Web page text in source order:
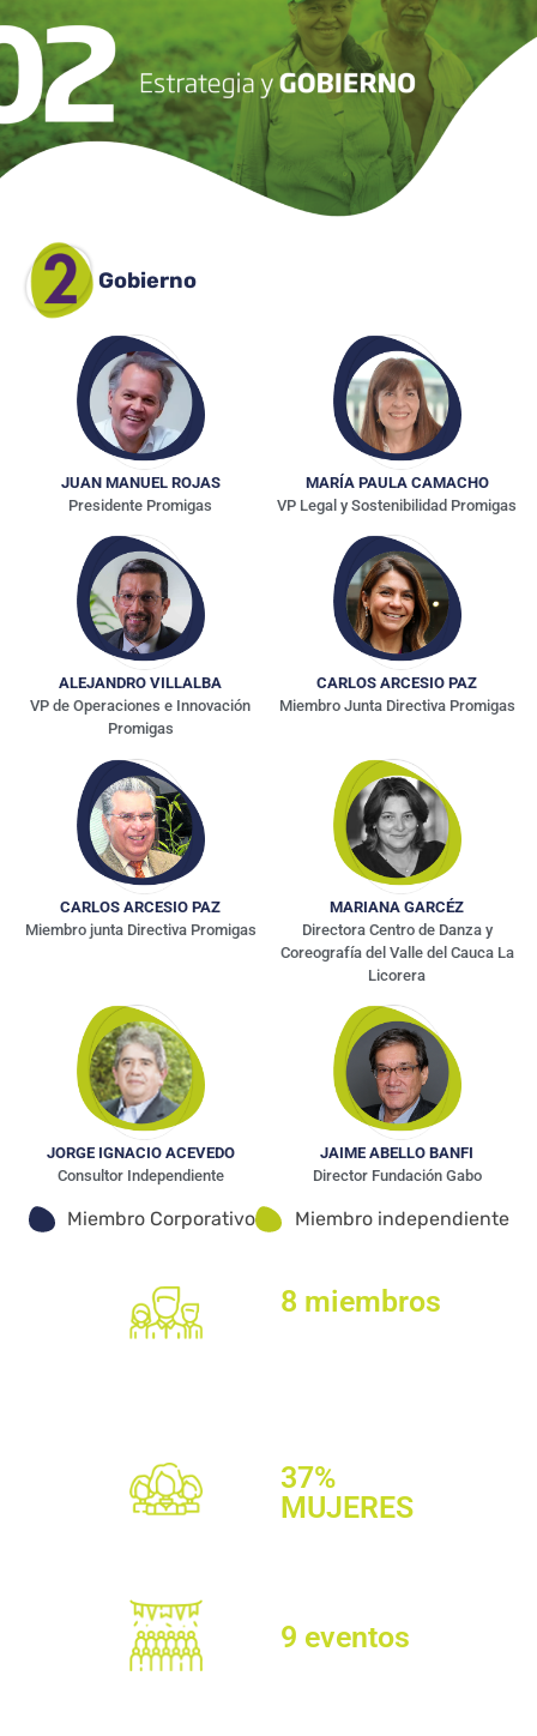
Gobierno
JUANMANUEL ROJAS
Presidente Promigas
MARÍA PAULA CAMACHO
VP Legal y Sostenibilidad Promigas
ALEJANDRO VILLALBA
VP de Operaciones e Innovación
Promigas
CARLOS ARCESIO PAZ
Miembro Junta Directiva Promigas
CARLOS ARCESIO PAZ
Miembro junta Directiva Promigas
MARIANA GARCÉZ
Directora Centro de Danza y
Coreografía del Valle del Cauca La
Licorera
JORGE IGNACIO ACEVEDO
Consultor Independiente
JAIME ABELLO BANFI
Director Fundación Gabo
Miembro Corporativo Miembro independiente
8 miembros
37%
MUJERES
9 eventos